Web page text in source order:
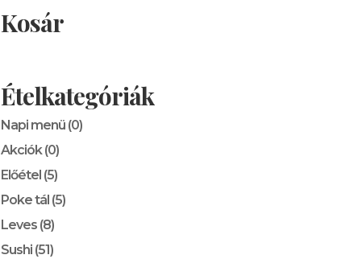
Kosár
Ételkategóriák
Napi menü (0)
Akciók (0)
Előétel (5)
Poke tál (5)
Leves (8)
Sushi (51)